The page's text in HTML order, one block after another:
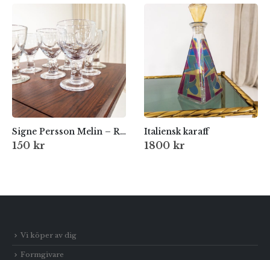
Signe Persson Melin – Ruben vin/ölglas
150 kr
Italiensk karaff
1800 kr
Vi köper av dig
Formgivare